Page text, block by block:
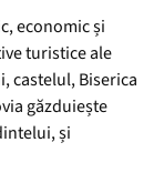
economic și
turistice ale
castelul, Biserica
găzduiește
și